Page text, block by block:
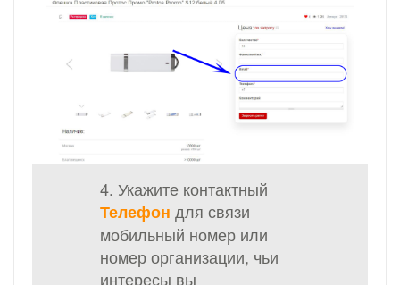
4. Укажите контактный
Телефон для связи
мобильный номер или
номер организации, чьи
интересы вы